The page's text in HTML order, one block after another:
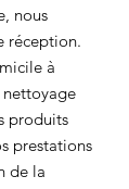
nous
réception.
à
produits
prestations
de la